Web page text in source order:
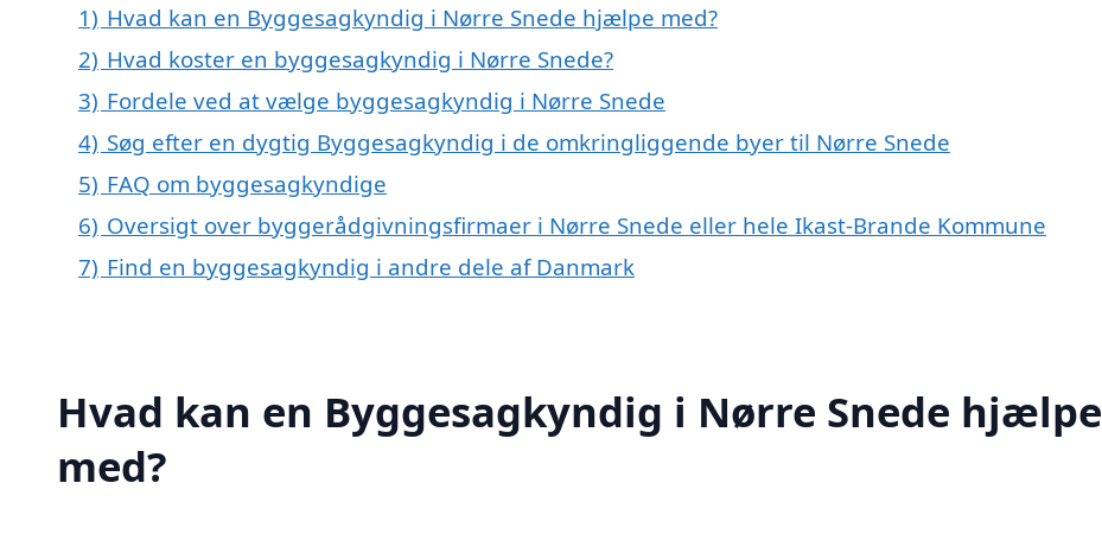
1) Hvad kan en Byggesagkyndig i Nørre Snede hjælpe med?
2) Hvad koster en byggesagkyndig i Nørre Snede?
3) Fordele ved at vælge byggesagkyndig i Nørre Snede
4) Søg efter en dygtig Byggesagkyndig i de omkringliggende byer til Nørre Snede
5) FAQ om byggesagkyndige
6) Oversigt over byggerådgivningsfirmaer i Nørre Snede eller hele Ikast-Brande Kommune
7) Find en byggesagkyndig i andre dele af Danmark
Hvad kan en Byggesagkyndig i Nørre Snede hjælpe
med?